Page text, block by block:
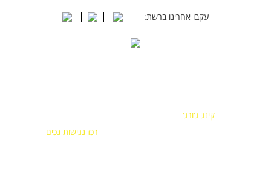
עקבו אחרינו ברשת:
קינג ג׳ורג׳
רכז נגישות נכים